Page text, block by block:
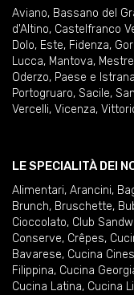
Aviano, Bassano del
d'Altino, Castelfranco
Dolo, Este, Fidenza,
Lucca, Mantova, Mestre
Oderzo, Paese e Istrana
Portogruaro, Sacile,
Vercelli, Vicenza,
LE SPECIALITÀ DEI
Alimentari, Arancini,
Brunch, Bruschette,
Cioccolato, Club
Conserve, Crêpes,
Bavarese, Cucina
Filippina, Cucina
Cucina Latina, Cucina